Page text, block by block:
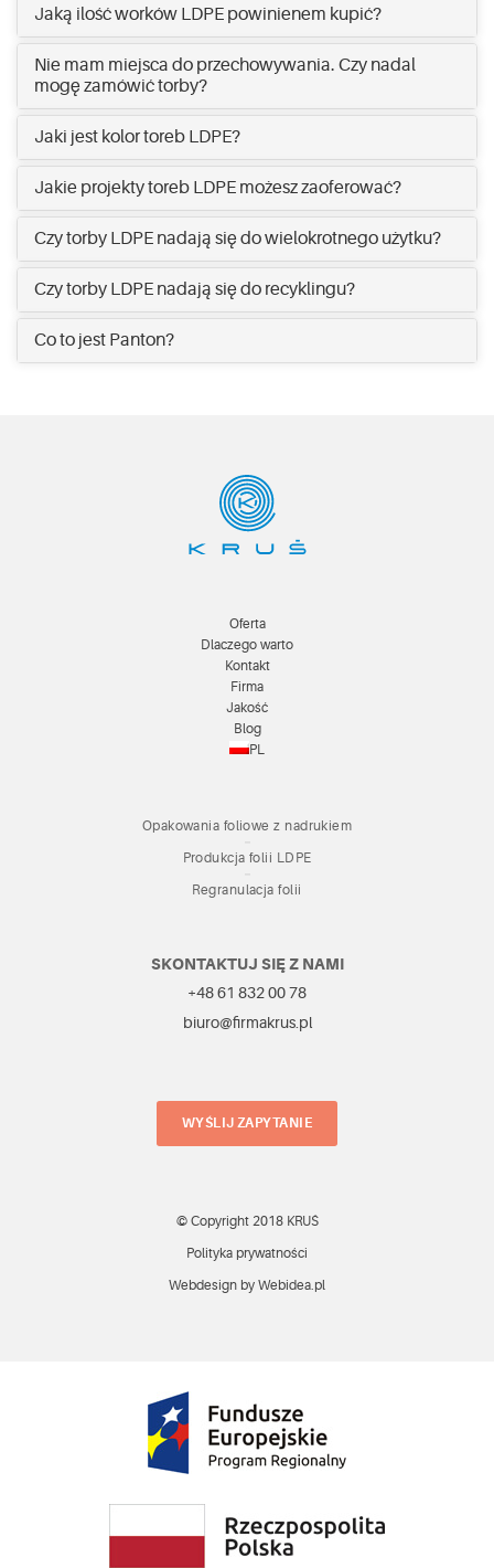
Jaką ilość worków LDPE powinienem kupić?
Nie mam miejsca do przechowywania. Czy nadal
mogę zamówić torby?
Jaki jest kolor toreb LDPE?
Jakie projekty toreb LDPE możesz zaoferować?
Czy torby LDPE nadają się do wielokrotnego użytku?
Czy torby LDPE nadają się do recyklingu?
Co to jest Panton?
Oferta
Dlaczego warto
Kontakt
Firma
Jakość
Blog
PL
Opakowania foliowe z nadrukiem
Produkcja folii LDPE
Regranulacja folii
SKONTAKTUJ SIĘ Z NAMI
+48 61 832 00 78
biuro@firmakrus.pl
WYŚLIJ ZAPYTANIE
© Copyright 2018 KRUŚ
Polityka prywatności
Webdesign by Webidea.pl